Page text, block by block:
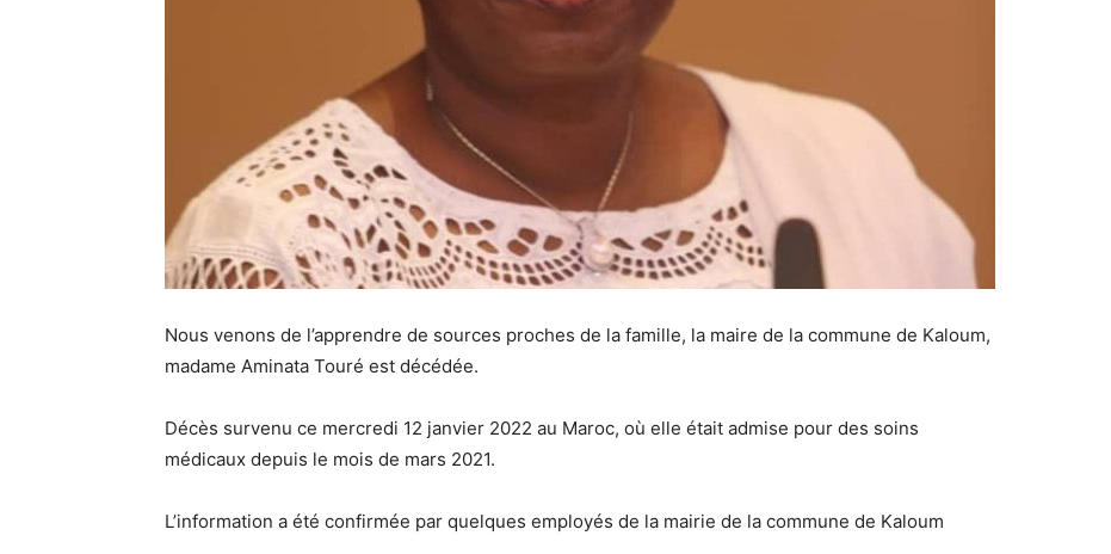
Nous venons de l’apprendre de sources proches de la famille, la maire de la commune de Kaloum,
madame Aminata Touré est décédée.
Décès survenu ce mercredi 12 janvier 2022 au Maroc, où elle était admise pour des soins
médicaux depuis le mois de mars 2021.
L’information a été confirmée par quelques employés de la mairie de la commune de Kaloum